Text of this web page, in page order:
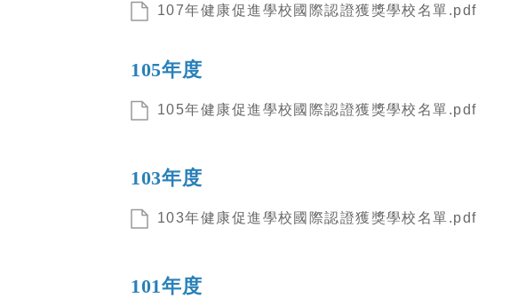
107年健康促進學校國際認證獲獎學校名單.pdf
105年度
105年健康促進學校國際認證獲獎學校名單.pdf
103年度
103年健康促進學校國際認證獲獎學校名單.pdf
101年度